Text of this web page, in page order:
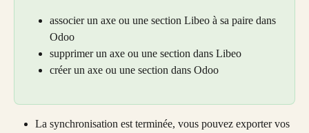
associer un axe ou une section Libeo à sa paire dans
Odoo
supprimer un axe ou une section dans Libeo
créer un axe ou une section dans Odoo
La synchronisation est terminée, vous pouvez exporter vos